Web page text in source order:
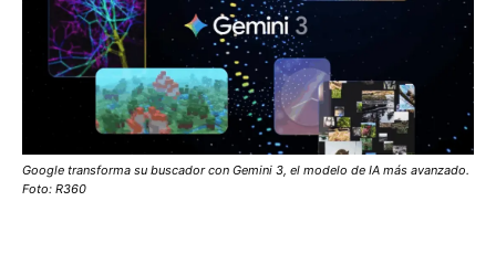
Google transforma su buscador con Gemini 3, el modelo de IA más avanzado.
Foto: R360